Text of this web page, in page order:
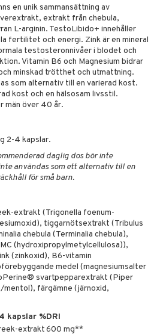
en unik sammansättning av
extrakt från chebula,
L-arginin. TestoLibido+ innehåller
fertilitet och energi. Zink är en mineral
testosteronnivåer i blodet och
Vitamin B6 och Magnesium bidrar
minskad trötthet och utmattning.
som alternativ till en varierad kost.
kost och en hälsosam livsstil.
män över 40 år.
2-4 kapslar.
daglig dos bör inte
användas som ett alternativ till en
för små barn.
extrakt (Trigonella foenum-
tiggarnötsextrakt (Tribulus
chebula (Terminalia chebula),
(hydroxipropylmetylcellulosa)),
(zinkoxid), B6-vitamin
medel (magnesiumsalter
svartpepparextrakt (Piper
mentol), färgämne (järnoxid,
kapslar %DRI
extrakt600 mg**